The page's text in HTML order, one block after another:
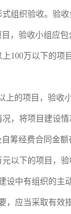
组织验收。验
，验收小组应包
100万以下的
上的项目，验收
，将项目建设
筹经费合同金
以下的项目，验
设中有组织的主
，应当采取有效